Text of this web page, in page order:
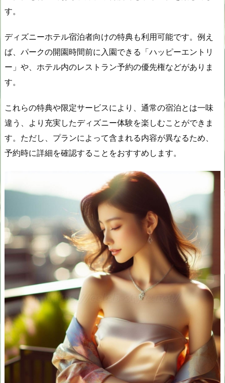
す。
ディズニーホテル宿泊者向けの特典も利用可能です。例え
ば、パークの開園時間前に入園できる「ハッピーエントリ
ー」や、ホテル内のレストラン予約の優先権などがありま
す。
これらの特典や限定サービスにより、通常の宿泊とは一味
違う、より充実したディズニー体験を楽しむことができま
す。ただし、プランによって含まれる内容が異なるため、
予約時に詳細を確認することをおすすめします。